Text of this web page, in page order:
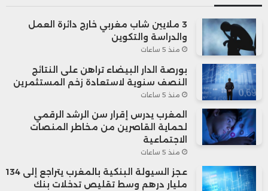
3 ملايين شاب مغربي خارج دائرة العمل
والدراسة والتكوين
منذ 5 ساعات
بورصة الدار البيضاء تراهن على النتائج
النصف سنوية لاستعادة زخم المستثمرين
منذ 5 ساعات
المغرب يدرس إقرار سن الرشد الرقمي
لحماية القاصرين من مخاطر المنصات
الاجتماعية
منذ 5 ساعات
عجز السيولة البنكية بالمغرب يتراجع إلى 134
مليار درهم وسط تقليص تدخلات بنك